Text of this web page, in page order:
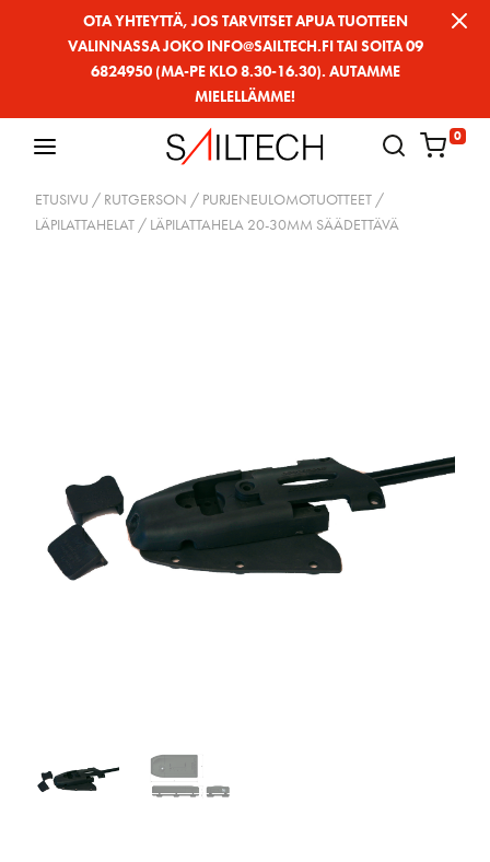
OTA YHTEYTTÄ, JOS TARVITSET APUA TUOTTEEN
VALINNASSA JOKO INFO@SAILTECH.FI TAI SOITA 09
6824950 (MA-PE KLO 8.30-16.30). AUTAMME
MIELELLÄMME!
0
ETUSIVU / RUTGERSON / PURJENEULOMOTUOTTEET /
LÄPILATTAHELAT / LÄPILATTAHELA 20-30MM SÄÄDETTÄVÄ